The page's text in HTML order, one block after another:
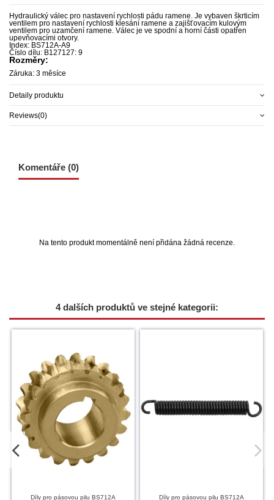
Hydraulický válec pro nastavení rychlosti pádu ramene. Je vybaven škrticím
ventilem pro nastavení rychlosti klesání ramene a zajišťovacím kulovým
ventilem pro uzamčení ramene. Válec je ve spodní a horní části opatřen
upevňovacími otvory.
Index: BS712A-A9
Číslo dílu: B127127: 9
Rozměry:
Záruka: 3 měsíce
Detaily produktu
Reviews(0)
Komentáře (0)
Na tento produkt momentálně není přidána žádná recenze.
4 dalších produktů ve stejné kategorii:
Díly pro pásovou pilu BS712A Díly pro pásovou pilu BS712A